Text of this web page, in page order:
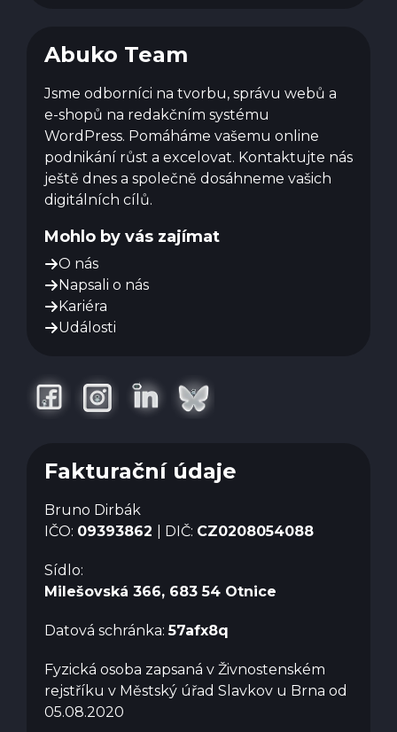
Abuko Team
Jsme odborníci na tvorbu, správu webů a
e-shopů na redakčním systému
WordPress. Pomáháme vašemu online
podnikání růst a excelovat. Kontaktujte nás
ještě dnes a společně dosáhneme vašich
digitálních cílů.
Mohlo by vás zajímat
O nás
Napsali o nás
Kariéra
Události
Fakturační údaje
Bruno Dirbák
IČO: 09393862 | DIČ: CZ0208054088
Sídlo:
Milešovská 366, 683 54 Otnice
Datová schránka:57afx8q
Fyzická osoba zapsaná v Živnostenském
rejstříku v Městský úřad Slavkov u Brna od
05.08.2020